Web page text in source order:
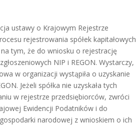
ustawy o Krajowym Rejestrze
rejestrowania spółek kapitałowych
tym, że do wniosku o rejestrację
NIP i REGON. Wystarczy,
w organizacji wystąpiła o uzyskanie
Jeżeli spółka nie uzyskała tych
w rejestrze przedsiębiorców, zwróci
Ewidencji Podatników i do
narodowej z wnioskiem o ich